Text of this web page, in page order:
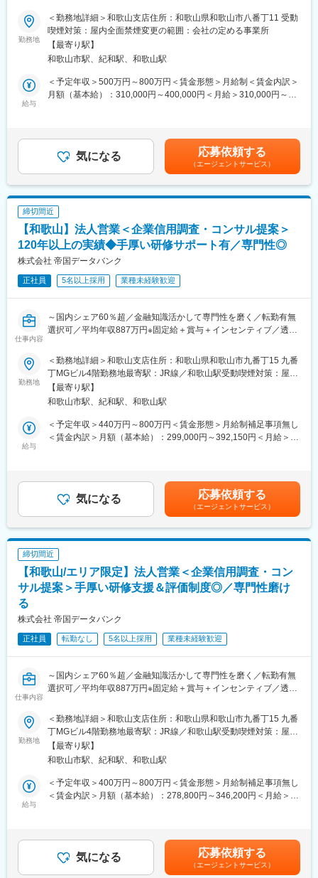
（3）ニーズに合った保険商品をご提案
（4）納得いただけたらご契約⇒手続きなどをサポートします
保険や資産形成など、ご自身の人生にも活かせる専門知識が身に
つきます。
■評価制度／年1回
目標設定と達成度合いで評価。成績だけでなく、お客さまへの姿
■モデル年収例
・年収：500万円（経験3年／店長候補／月給33万＋賞与）
・年収：700万円（経験4年／店長職／月給43万＋賞与）
■キャリアパス
店舗スタッフから店長、ブロック長へ。意欲に応じてキャリアを
広げられます。
変更の範囲：会社の定める業務
個人および中小企業の法人顧客に対する資産運用のパートナーと
して、最適な金融サービスを提供していただきます。資産形成の
ご提案に留まらず専門部署との連携による事業承継やM&A、不動
産管理など多様なソリューションの提供も行っており、金融の専
門知識を磨くことができます。
■職務詳細：
・個人および法人顧客への資産運用アドバイス
■本業務のやりがい：
・証券というかたちのないものを扱うからこそ、総合的な人間力
や高いレベルの知見が試され、営業として高いスキルを磨くこと
役に立ち、信頼される存在になることが求められます。大きな責
任が求められるからこそ、顧客の期待に応えられた時の喜びやや
りがいが大きい仕事です。
■組織体制：
当社の社員の約3割が中途入社であり、様々なバックグラウンドを
岐にわたる業界からの転職者が多く、異業種での経験を活かしな
子育てしながら働く社員のさまざまなワークスタイル支援を行っ
ております。定量目標や残業を無くす働き方や就業時間を最大1時
り、ライフステージに合わせて安心して働き続けることが可能で
す。
■研修制度：
入社後は2週間ほど本社（東京都）にて座学研修を行っており、未
その後現場配属となり、メンターのフォローのもとOJT形式で業
務を習得いただきます。
提供しています。リテール分野での強みを発揮し、長年にわたり
個人顧客からの信頼を築いてきました。安定した経営基盤と、常
に進化を続ける企業文化が魅力です。
変更の範囲：会社の定める業務
勤務地
＜勤務地詳細＞和歌山支店住所：和歌山県和歌山市八番丁11 受動
喫煙対策：屋内全面禁煙変更の範囲：会社の定める事業所
【最寄り駅】
和歌山市駅、紀和駅、和歌山駅
給与
＜予定年収＞500万円～800万円＜賃金形態＞月給制＜賃金内訳＞
月額（基本給）：310,000円～400,000円＜月給＞310,000円～
下する可能性があります。月給(月額)は固定手当を含めた表記で
す。
気になる 応募依頼する
（エージェントサービス）
締切間近
【和歌山】法人営業＜企業信用調査・コンサル提案＞
120年以上の実績◆手厚い研修サポート有／専門性◎
株式会社 帝国データバンク
正社員 5名以上採用 業種未経験歓迎
仕事内容
～国内シェア60％超／金融知識活かして専門性を磨く／転勤有無
選択可／平均年収887万円※固定給＋賞与＋インセンティブ／透明
■業務内容：
経営者と直接対話し、企業の本質に迫る「信用調査＋コンサルテ
ィング営業」をお任せします。
金融・経営知識を実務で深め、希少性の高いスキルを獲得し、市
場価値を高められる環境です。
1. 企業信用調査
・対象企業へ訪問し、事業内容や会社の特色、今後の展望、財務
・企業信用調査で得た情報から企業が抱えている課題を見つけ出
し、課題解決をご提案。
例１：与信管理に課題のある企業には信用調査報告書や倒産予測
先ターゲットリストを提供
例３：後継者不足、社員教育に課題を抱えている企業には事業承
継支援サービスや教育ツール、研修などを提案
訪問から報告書作成、提案まで一貫して担当。論理的思考力と課
・企業信用調査のデータは、金融機関の融資可否判断や企業間の
新規取引の際等に利用される重要なデータです。
・社長や会社役員から企業の課題、悩みを直接相談され、解決を
サポートし事業の成長を通して社会に貢献できる仕事です。
充実した研修制度とメンター制度を整備し、異業界出身者も安心
してスタート可能。報告書入力システム改善など、働きやすさ向
上にも取り組んでいます。
■企業魅力：
国内シェア60％超を誇る業界リーディングカンパニー。金融機関
や企業間取引で利用される信用調査データを提供し、経済活動を
支える重要な役割を担っています。
勤務地
＜勤務地詳細＞和歌山支店住所：和歌山県和歌山市九番丁15 九番
丁MGビル4階勤務地最寄駅：JR線／和歌山駅受動喫煙対策：屋内
全面禁煙変更の範囲：勤務地は業務上の都合により変更の可能性
があります
【最寄り駅】
和歌山市駅、紀和駅、和歌山駅
給与
＜予定年収＞440万円～800万円＜賃金形態＞月給制補足事項無し
＜賃金内訳＞月額（基本給）：299,000円～392,150円＜月給＞
後）：800 万円（月給 35 万円＋賞与 90 万円＋営業給 100 万円）
※モデル年収は全国総合職の場合を記載賃金はあくまでも目安の金
額であり、選考を通じて上下する可能性があります。月給(月額)は
固定手当を含めた表記です。
気になる 応募依頼する
（エージェントサービス）
締切間近
【和歌山/エリア限定】法人営業＜企業信用調査・コン
サル提案＞手厚い研修支援＆評価制度◎／専門性磨け
る
株式会社 帝国データバンク
正社員 転勤なし 5名以上採用 業種未経験歓迎
仕事内容
～国内シェア60％超／金融知識活かして専門性を磨く／転勤有無
選択可／平均年収887万円※固定給＋賞与＋インセンティブ／透明
■業務内容：
経営者と直接対話し、企業の本質に迫る「信用調査＋コンサルテ
ィング営業」をお任せします。
金融・経営知識を実務で深め、希少性の高いスキルを獲得し、市
場価値を高められる環境です。
1. 企業信用調査
・対象企業へ訪問し、事業内容や会社の特色、今後の展望、財務
・企業信用調査で得た情報から企業が抱えている課題を見つけ出
し、課題解決をご提案。
例１：与信管理に課題のある企業には信用調査報告書や倒産予測
勤務地
＜勤務地詳細＞和歌山支店住所：和歌山県和歌山市九番丁15 九番
丁MGビル4階勤務地最寄駅：JR線／和歌山駅受動喫煙対策：屋内
全面禁煙変更の範囲：勤務地は業務上の都合により変更の可能性
があります
【最寄り駅】
和歌山市駅、紀和駅、和歌山駅
給与
＜予定年収＞400万円～800万円＜賃金形態＞月給制補足事項無し
＜賃金内訳＞月額（基本給）：278,800円～346,200円＜月給＞
後）：800 万円（月給 35 万円＋賞与 90 万円＋営業給 100 万円）
※モデル年収は全国総合職の場合を記載賃金はあくまでも目安の金
額であり、選考を通じて上下する可能性があります。月給(月額)は
気になる 応募依頼する
（エージェントサービス）